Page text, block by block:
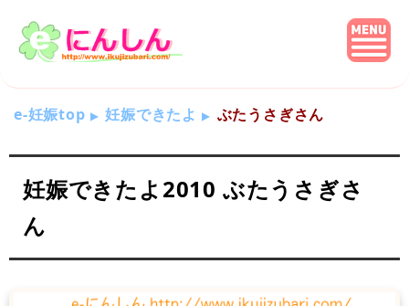
e-妊娠top 妊娠できたよ ぶたうさぎさん
妊娠できたよ2010 ぶたうさぎさ
ん